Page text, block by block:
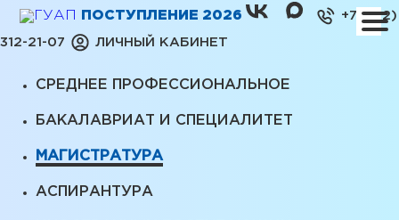
ПОСТУПЛЕНИЕ 2026 +7 (812)
312-21-07 ЛИЧНЫЙ КАБИНЕТ
СРЕДНЕЕ ПРОФЕССИОНАЛЬНОЕ
БАКАЛАВРИАТ И СПЕЦИАЛИТЕТ
МАГИСТРАТУРА
АСПИРАНТУРА